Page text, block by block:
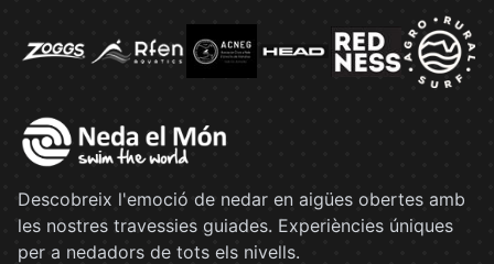
Descobreix l'emoció de nedar en aigües obertes amb
les nostres travessies guiades. Experiències úniques
per a nedadors de tots els nivells.